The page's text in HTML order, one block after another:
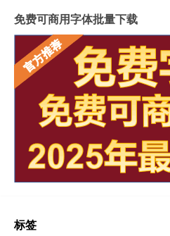
免费可商用字体批量下载
标签